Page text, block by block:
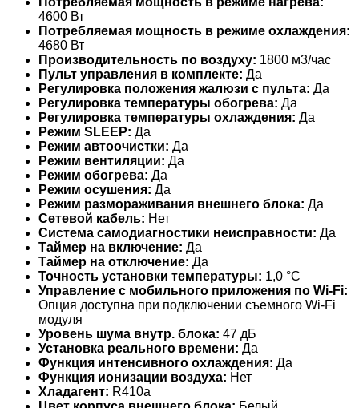
4600 Вт
Потребляемая мощность в режиме охлаждения:
4680 Вт
Производительность по воздуху: 1800 м3/час
Пульт управления в комплекте: Да
Регулировка положения жалюзи с пульта: Да
Регулировка температуры обогрева: Да
Регулировка температуры охлаждения: Да
Режим SLEEP: Да
Режим автоочистки: Да
Режим вентиляции: Да
Режим обогрева: Да
Режим осушения: Да
Режим размораживания внешнего блока: Да
Сетевой кабель: Нет
Система самодиагностики неисправности: Да
Таймер на включение: Да
Таймер на отключение: Да
Точность установки температуры: 1,0 °С
Управление c мобильного приложения по Wi-Fi:
Опция доступна при подключении съемного Wi-Fi
модуля
Уровень шума внутр. блока: 47 дБ
Установка реального времени: Да
Функция интенсивного охлаждения: Да
Функция ионизации воздуха: Нет
Хладагент: R410a